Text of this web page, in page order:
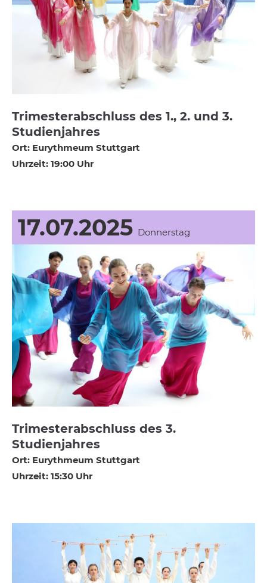
Trimesterabschluss des 1., 2. und 3.
Studienjahres
Ort: Eurythmeum Stuttgart
Uhrzeit: 19:00 Uhr
17.07.2025 Donnerstag
Trimesterabschluss des 3.
Studienjahres
Ort: Eurythmeum Stuttgart
Uhrzeit: 15:30 Uhr